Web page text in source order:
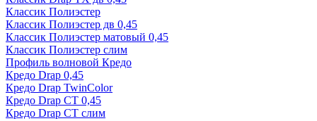
Классик Полиэстер
Классик Полиэстер дв 0,45
Классик Полиэстер матовый 0,45
Классик Полиэстер слим
Профиль волновой Кредо
Кредо Drap 0,45
Кредо Drap TwinColor
Кредо Drap СТ 0,45
Кредо Drap СТ слим